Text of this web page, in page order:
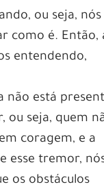
ou seja, nós
como é. Então,
entendendo,
não está
ou seja, quem
coragem, e a
esse tremor,
os obstáculos